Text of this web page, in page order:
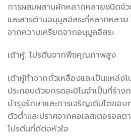
การผสมผสานผักหลากหลายชนิดช่ว
และสารต้านอนุมูลอิสระที่หลากหลา
จากความเครียดจากอนุมูลอิสระ
เต้าหู้: โปรตีนจากพืชคุณภาพสูง
เต้าหู้ทำจากถั่วเหลืองและเป็นแหล่
ประกอบด้วยกรดอะมิโนจำเป็นที่ร่า
บำรุงรักษาและการเจริญเติบโตขอ
ตัวต่ำและปราศจากคอเลสเตอรอล
โปรตีนที่ดีต่อหัวใจ